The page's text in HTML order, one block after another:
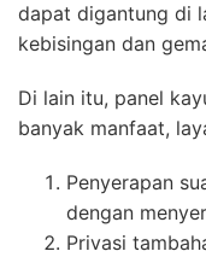
dapat digantung di
kebisingan dan
Di lain itu, panel
banyak manfaat,
Penyerapan
dengan
Privasi